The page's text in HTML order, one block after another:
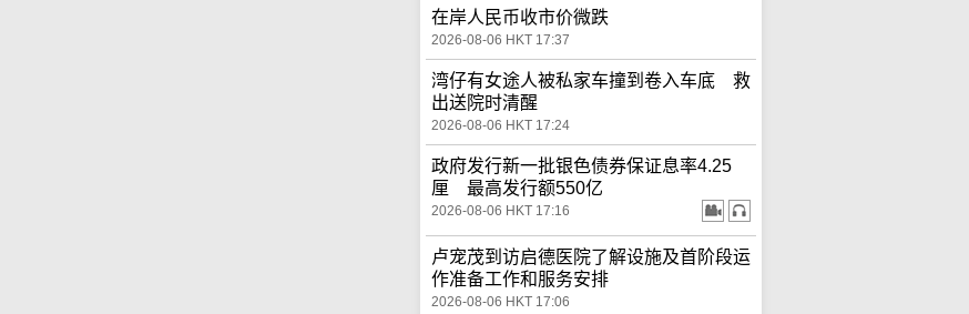
在岸人民币收市价微跌
2026-08-06 HKT 17:37
湾仔有女途人被私家车撞到卷入车底 救
出送院时清醒
2026-08-06 HKT 17:24
政府发行新一批银色债券保证息率4.25
厘 最高发行额550亿
2026-08-06 HKT 17:16
卢宠茂到访启德医院了解设施及首阶段运
作准备工作和服务安排
2026-08-06 HKT 17:06